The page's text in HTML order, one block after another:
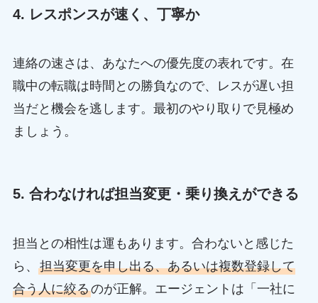
4. レスポンスが速く、丁寧か
連絡の速さは、あなたへの優先度の表れです。在
職中の転職は時間との勝負なので、レスが遅い担
当だと機会を逃します。最初のやり取りで見極め
ましょう。
5. 合わなければ担当変更・乗り換えができる
担当との相性は運もあります。合わないと感じた
ら、 担当変更を申し出る、あるいは複数登録して
合う人に絞るのが正解。エージェントは「一社に